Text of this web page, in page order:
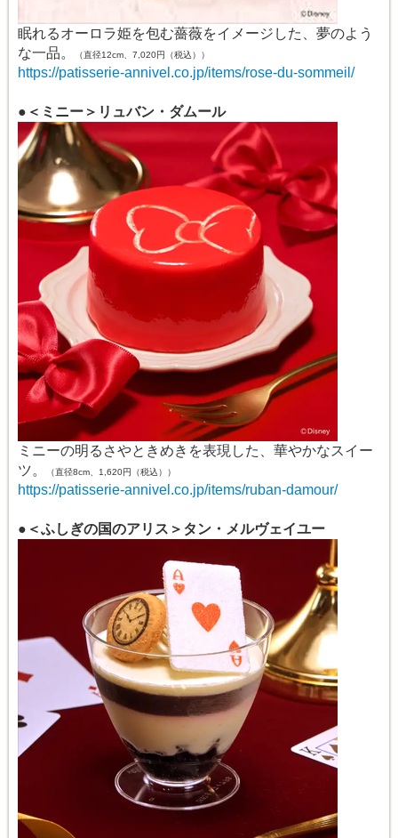
眠れるオーロラ姫を包む薔薇をイメージした、夢のよう
な一品。
（直径12cm、7,020円（税込））
https://patisserie-annivel.co.jp/items/rose-du-sommeil/
●＜ミニー＞リュバン・ダムール
ミニーの明るさやときめきを表現した、華やかなスイー
ツ。
（直径8cm、1,620円（税込））
https://patisserie-annivel.co.jp/items/ruban-damour/
●＜ふしぎの国のアリス＞タン・メルヴェイユー